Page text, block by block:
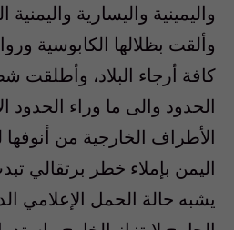
واليمينية واليسارية
وألقت بظلالها الكابوسية
كافة أرجاء البلاد، وأطلقت
الحدود والى ما وراء الحدود
الأطراف الخارجية من
اليمن بإملاء خطر برتقالي
يشبه حالة الحمل الإعلامي